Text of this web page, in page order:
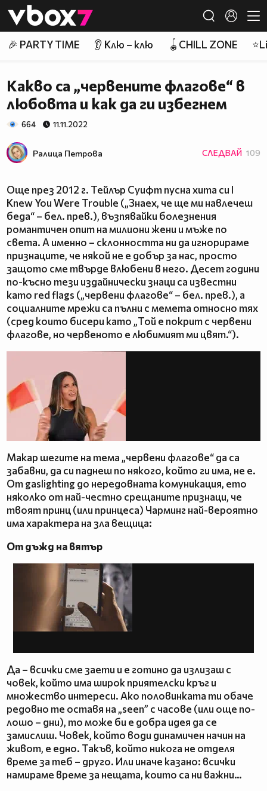
👾
🎉 PARTY TIME 👂 Клю – клю 🪀CHILL ZONE
Какво са „червените флагове“ в
любовта и как да ги избегнем
664 11.11.2022
Ралица Петровa СЛЕДВАЙ 109
Още през 2012 г. Тейлър Суифт пусна хита си I
Knew You Were Trouble („Знаех, че ще ми навлечеш
беда“ – бел. прев.), възпявайки болезнения
романтичен опит на милиони жени и мъже по
света. А именно – склонността ни да игнорираме
признаците, че някой не е добър за нас, просто
защото сме твърде влюбени в него. Десет години
по-късно тези издайнически знаци са известни
като red flags („червени флагове“ – бел. прев.), а
социалните мрежи са пълни с мемета относно тях
(сред които бисери като „Той е покрит с червени
флагове, но червеното е любимият ми цвят.“).
Макар шегите на тема „червени флагове“ да са
забавни, да си паднеш по някого, който ги има, не е.
От gaslighting до нередовната комуникация, ето
няколко от най-честно срещаните признаци, че
твоят принц (или принцеса) Чарминг най-вероятно
има характерa на зла вещица:
От дъжд на вятър
Да – всички сме заети и е готино да излизаш с
човек, който има широк приятелски кръг и
множество интереси. Ако половинката ти обаче
редовно те оставя на „seen” с часове (или още по-
лошо – дни), то може би е добра идея да се
замислиш. Човек, който води динамичен начин на
живот, е едно. Такъв, който никога не отделя
време за теб – друго. Или иначе казано: всички
намираме време за нещата, които са ни важни…